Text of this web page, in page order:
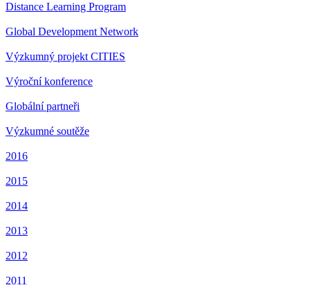
Distance Learning Program
Global Development Network
Výzkumný projekt CITIES
Výroční konference
Globální partneři
Výzkumné soutěže
2016
2015
2014
2013
2012
2011